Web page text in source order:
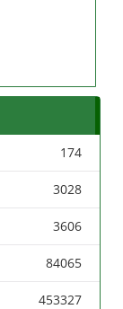
174
3028
3606
84065
453327